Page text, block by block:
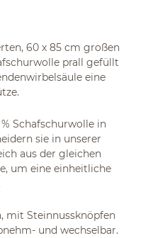
60 x 85 cm großen
prall gefüllt
eine
Schafschurwolle in
sie in unserer
aus der gleichen
um eine einheitliche
mit Steinnussknöpfen
und wechselbar.